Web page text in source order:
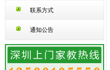
联系方式
通知公告